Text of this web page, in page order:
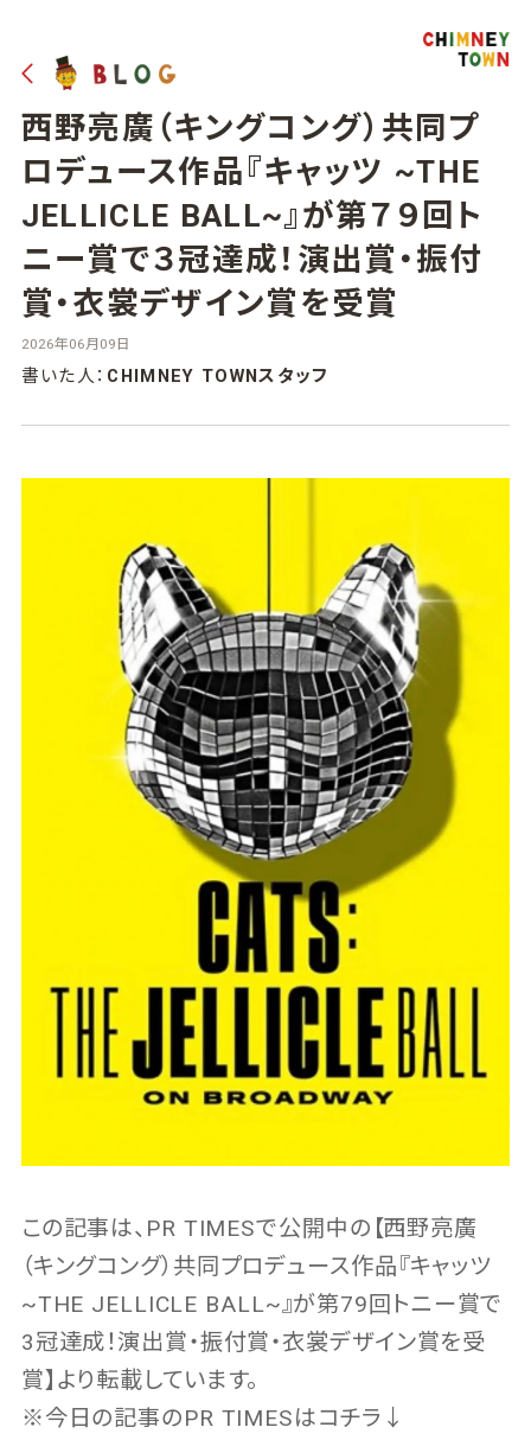
西野亮廣（キングコング）共同プ
ロデュース作品『キャッツ ~THE
JELLICLE BALL~』が第７９回ト
ニー賞で３冠達成！演出賞・振付
賞・衣裳デザイン賞を受賞
2026年06月09日
書いた人： CHIMNEY TOWNスタッフ
この記事は、PR TIMESで公開中の【西野亮廣
（キングコング）共同プロデュース作品『キャッツ
~THE JELLICLE BALL~』が第79回トニー賞で
3冠達成！演出賞・振付賞・衣裳デザイン賞を受
賞】より転載しています。
※今日の記事のPR TIMESはコチラ↓